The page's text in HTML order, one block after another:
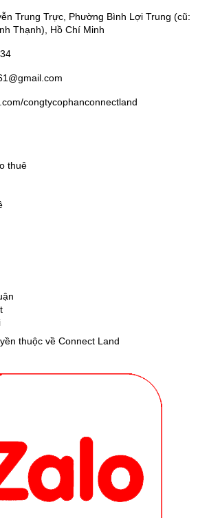
Trung Trực, Phường Bình Lợi Trung (cũ:
Thạnh), Hồ Chí Minh
congtycophanconnectland
thuê
thuộc về Connect Land